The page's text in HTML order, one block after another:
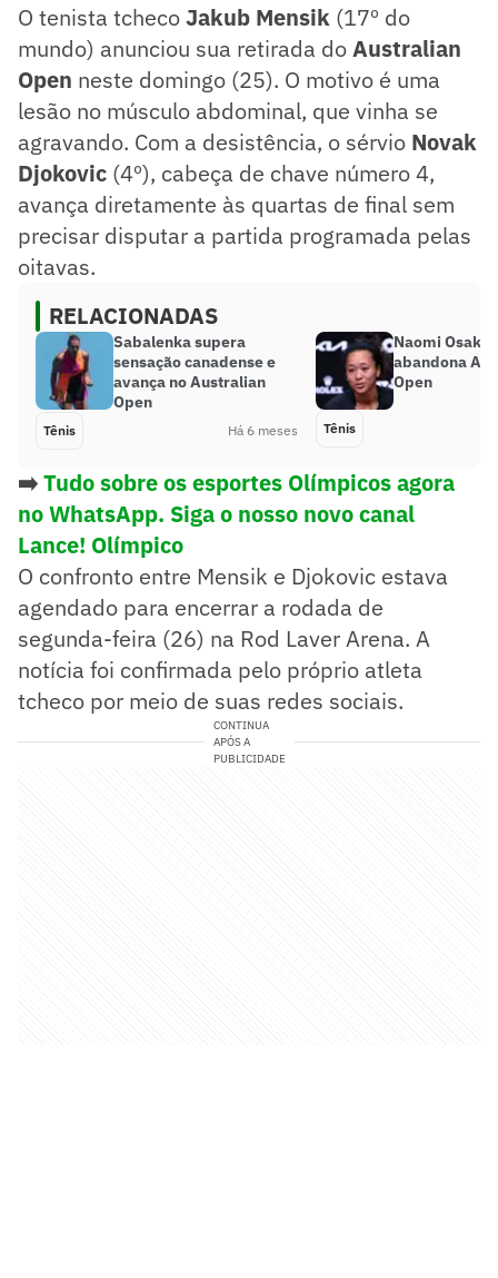
O tenista tchecoJakub Mensik (17º do
mundo) anunciou sua retirada doAustralian
Open neste domingo (25). O motivo é uma
lesão no músculo abdominal, que vinha se
agravando. Com a desistência, o sérvio Novak
Djokovic (4º), cabeça de chave número 4,
avança diretamente às quartas de final sem
precisar disputar a partida programada pelas
oitavas.
RELACIONADAS
Sabalenka supera
sensação canadense e
avança no Australian
Open
Tênis Há 6 meses
Naomi Osaka
abandona
Open
Tênis
➡️Tudo sobre os esportes Olímpicos agora
no WhatsApp. Siga o nosso novo canal
Lance! Olímpico
O confronto entre Mensik e Djokovic estava
agendado para encerrar a rodada de
segunda-feira (26) na Rod Laver Arena. A
notícia foi confirmada pelo próprio atleta
tcheco por meio de suas redes sociais.
CONTINUA
APÓS A
PUBLICIDADE